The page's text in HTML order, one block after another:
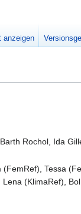
Rochol, Ida
Tessa
(KlimaRef),
anzeigen